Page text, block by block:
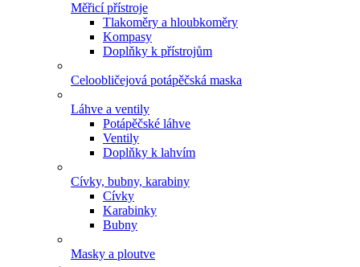
Měřicí přístroje
Tlakoměry a hloubkoměry
Kompasy
Doplňky k přístrojům
Celoobličejová potápěčská maska
Láhve a ventily
Potápěčské láhve
Ventily
Doplňky k lahvím
Cívky, bubny, karabiny
Cívky
Karabinky
Bubny
Masky a ploutve